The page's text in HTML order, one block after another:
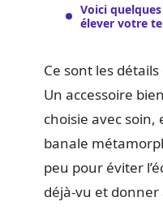
Voici
élever votre
Ce sont les
Un accessoire
choisie avec
banale
peu pour éviter
déjà-vu et